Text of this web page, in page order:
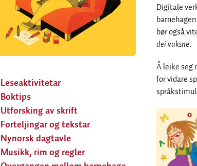
Leseaktivitetar
Boktips
Utforsking av skrift
Forteljingar og tekstar
Nynorsk dagtavle
Musikk, rim og regler
Digitale
bør også
dei vaksne.
Å leike seg
for vidare